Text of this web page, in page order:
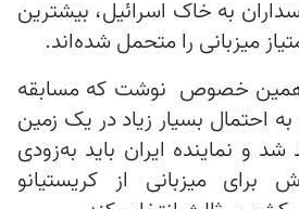
به خاک اسرائیل، بیشترین
میزبانی را متحمل شده‌اند.
همین خصوص نوشت که مسابقه
احتمال بسیار زیاد در یک زمین
و نماینده ایران باید به‌زودی
برای میزبانی از کریستیانو